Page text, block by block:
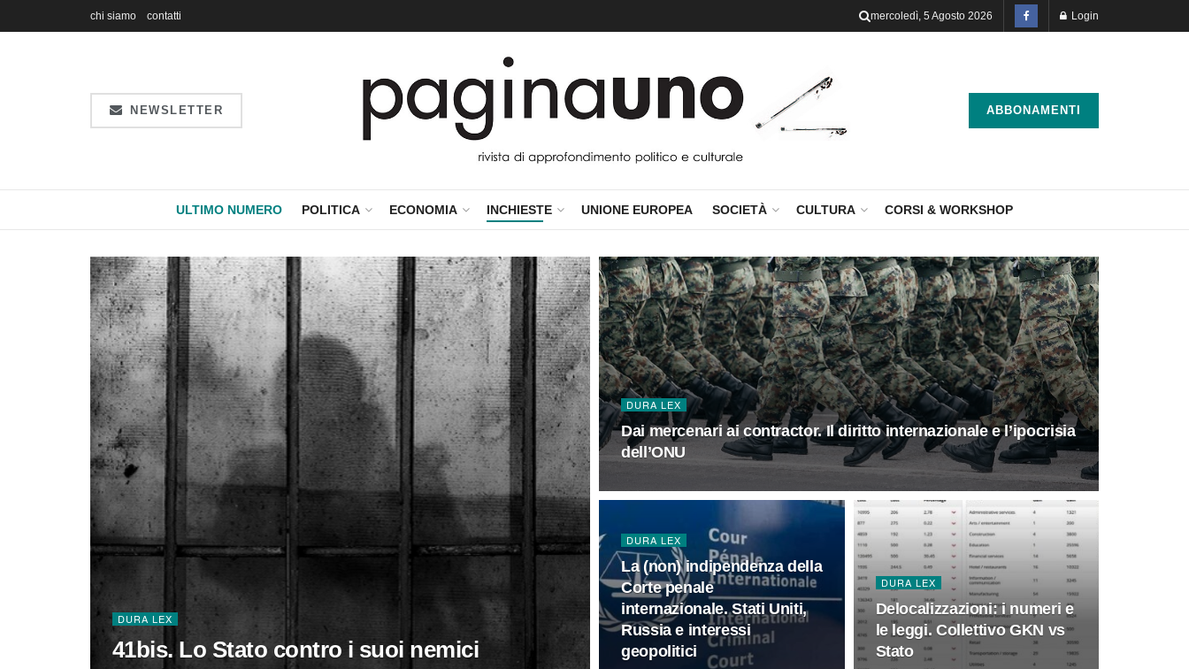
chi siamo contatti mercoledì, 5 Agosto 2026 Login
NEWSLETTER ABBONAMENTI
ULTIMO NUMERO POLITICA ECONOMIA INCHIESTE UNIONE EUROPEA SOCIETÀ CULTURA CORSI & WORKSHOP
DURA LEX
41bis. Lo Stato contro i suoi nemici
DURA LEX
Dai mercenari ai contractor. Il diritto internazionale e l’ipocrisia
dell’ONU
DURA LEX
La (non) indipendenza della
Corte penale
internazionale. Stati Uniti,
Russia e interessi
geopolitici
DURA LEX
Delocalizzazioni: i numeri e
le leggi. Collettivo GKN vs
Stato